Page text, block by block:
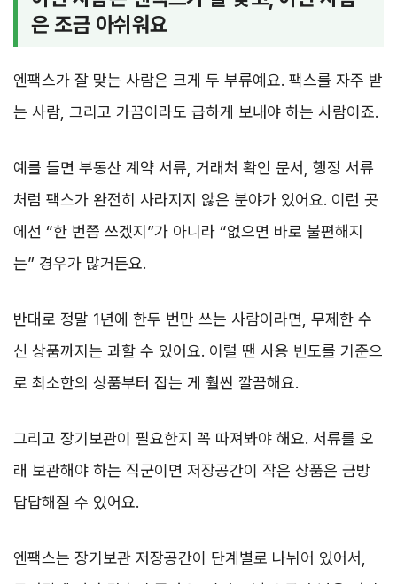
은 조금 아쉬워요
엔팩스가 잘 맞는 사람은 크게 두 부류예요. 팩스를 자주 받
는 사람, 그리고 가끔이라도 급하게 보내야 하는 사람이죠.
예를 들면 부동산 계약 서류, 거래처 확인 문서, 행정 서류
처럼 팩스가 완전히 사라지지 않은 분야가 있어요. 이런 곳
에선 “한 번쯤 쓰겠지”가 아니라 “없으면 바로 불편해지
는” 경우가 많거든요.
반대로 정말 1년에 한두 번만 쓰는 사람이라면, 무제한 수
신 상품까지는 과할 수 있어요. 이럴 땐 사용 빈도를 기준으
로 최소한의 상품부터 잡는 게 훨씬 깔끔해요.
그리고 장기보관이 필요한지 꼭 따져봐야 해요. 서류를 오
래 보관해야 하는 직군이면 저장공간이 작은 상품은 금방
답답해질 수 있어요.
엔팩스는 장기보관 저장공간이 단계별로 나뉘어 있어서,